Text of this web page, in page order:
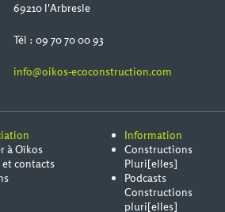
69210 l'Arbresle
Tél : 09 70 70 00 93
info@oikos-ecoconstruction.com
à Oïkos
et contacts
Information
Constructions
Pluri[elles]
Podcasts
Constructions
pluri[elles]